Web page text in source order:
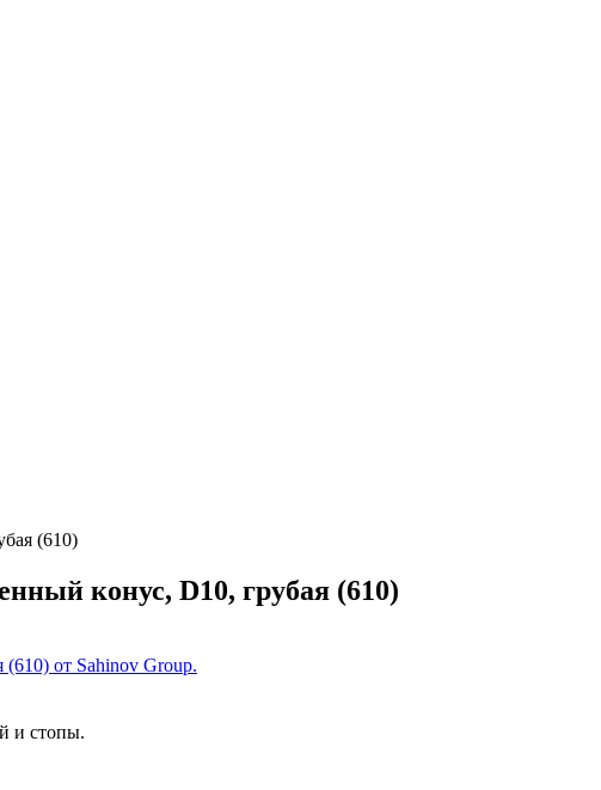
(610)
конус, D10, грубая (610)
и стопы.